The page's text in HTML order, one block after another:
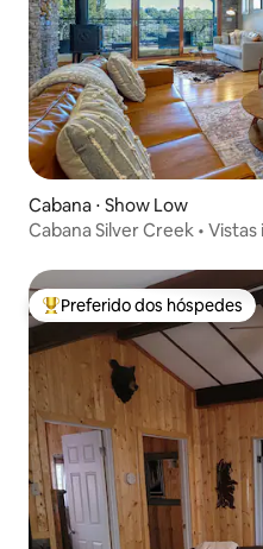
Cabana ⋅ Show Low
Cabana Silver Creek •
Entre os melhores
Preferido dos hóspedes